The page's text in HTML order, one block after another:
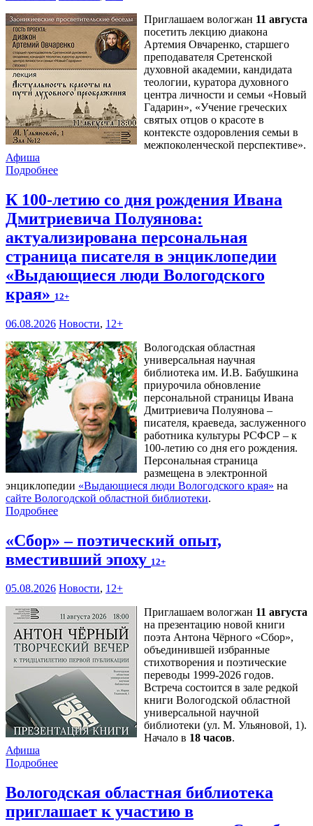
Приглашаем вологжан 11 августа
посетить лекцию диакона
Артемия Овчаренко, старшего
преподавателя Сретенской
духовной академии, кандидата
теологии, куратора духовного
центра личности и семьи «Новый
Гадарин», «Учение греческих
святых отцов о красоте в
контексте оздоровления семьи в
межпоколенческой перспективе».
Афиша
Подробнее
К 100-летию со дня рождения Ивана
Дмитриевича Полуянова:
актуализирована персональная
страница писателя в энциклопедии
«Выдающиеся люди Вологодского
края» 12+
06.08.2026 Новости, 12+
Вологодская областная
универсальная научная
библиотека им. И.В. Бабушкина
приурочила обновление
персональной страницы Ивана
Дмитриевича Полуянова –
писателя, краеведа, заслуженного
работника культуры РСФСР – к
100‑летию со дня его рождения.
Персональная страница
размещена в электронной
энциклопедии «Выдающиеся люди Вологодского края» на
сайте Вологодской областной библиотеки.
Подробнее
«Сбор» – поэтический опыт,
вместивший эпоху 12+
05.08.2026 Новости, 12+
Приглашаем вологжан 11 августа
на презентацию новой книги
поэта Антона Чёрного «Сбор»,
объединившей избранные
стихотворения и поэтические
переводы 1999-2026 годов.
Встреча состоится в зале редкой
книги Вологодской областной
универсальной научной
библиотеки (ул. М. Ульяновой, 1).
Начало в 18 часов.
Афиша
Подробнее
Вологодская областная библиотека
приглашает к участию в